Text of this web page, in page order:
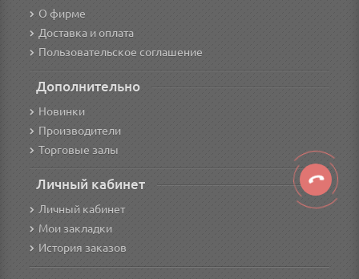
О фирме
Доставка и оплата
Пользовательское соглашение
Дополнительно
Новинки
Производители
Торговые залы
Личный кабинет
Личный кабинет
Мои закладки
История заказов